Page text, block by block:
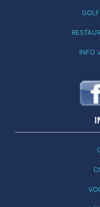
INFO